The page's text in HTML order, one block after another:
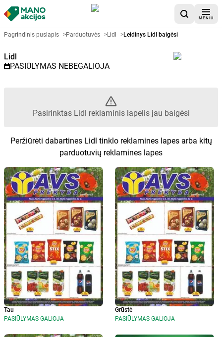
MENIU
Akcijų lapelis Lidl - Pasirinktas
Pagrindinis puslapis >Parduotuvės >Lidl >Leidinys Lidl baigėsi
Lidl
PASIŪLYMAS NEBEGALIOJA
Pasirinktas Lidl reklaminis lapelis jau baigėsi
Peržiūrėti dabartines Lidl tinklo reklamines lapes arba kitų
parduotuvių reklamines lapes
Tau
PASIŪLYMAS GALIOJA
Grūstė
PASIŪLYMAS GALIOJA